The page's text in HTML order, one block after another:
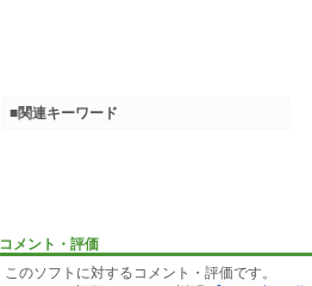
コメント・評価
このソフトに対するコメント・評価です。
■関連キーワード